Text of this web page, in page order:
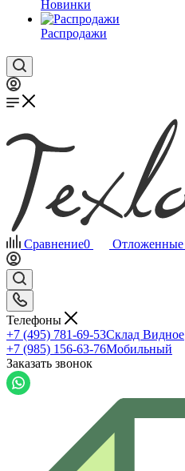
Новинки
Распродажи
Сравнение0 Отложенные
Телефоны
+7 (495) 781-69-53Склад Видное
+7 (985) 156-63-76Мобильный
Заказать звонок